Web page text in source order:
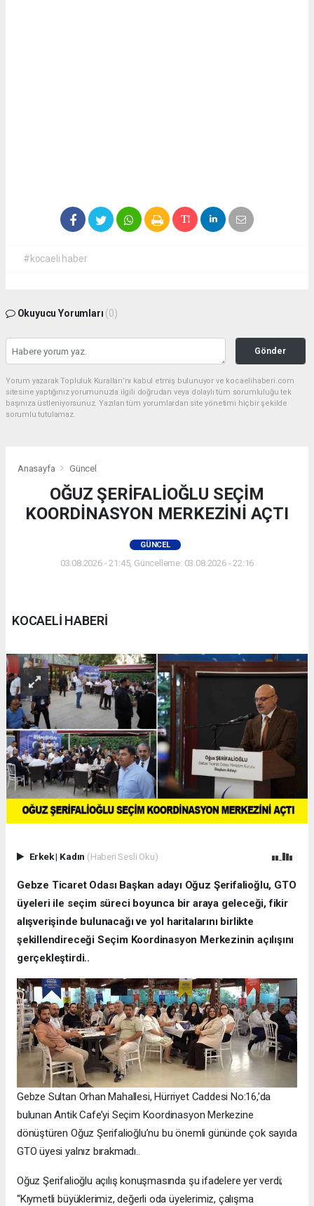
#kocaeli haber
Okuyucu Yorumları (0)
Gönder
Yorum yazarak Topluluk Kuralları’nı kabul etmiş bulunuyor ve kocaelihaberi.com
sitesine yaptığınız yorumunuzla ilgili doğrudan veya dolaylı tüm sorumluluğu tek
başınıza üstleniyorsunuz. Yazılan tüm yorumlardan site yönetimi hiçbir şekilde
sorumlu tutulamaz.
Anasayfa Güncel
OĞUZ ŞERİFALİOĞLU SEÇİM
KOORDİNASYON MERKEZİNİ AÇTI
GÜNCEL
03.08.2026 - 21:45, Güncelleme: 03.08.2026 - 22:16
KOCAELİ HABERİ
Erkek| Kadın (Haberi Sesli Oku)
Gebze Ticaret Odası Başkan adayı Oğuz Şerifalioğlu, GTO
üyeleri ile seçim süreci boyunca bir araya geleceği, fikir
alışverişinde bulunacağı ve yol haritalarını birlikte
şekillendireceği Seçim Koordinasyon Merkezinin açılışını
gerçekleştirdi..
Gebze Sultan Orhan Mahallesi, Hürriyet Caddesi No:16,’da
bulunan Antik Cafe’yi Seçim Koordinasyon Merkezine
dönüştüren Oğuz Şerifalioğlu’nu bu önemli gününde çok sayıda
GTO üyesi yalnız bırakmadı..
Oğuz Şerifalioğlu açılış konuşmasında şu ifadelere yer verdi;
“Kıymetli büyüklerimiz, değerli oda üyelerimiz, çalışma